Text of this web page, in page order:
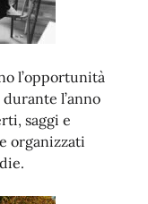
l’opportunità
l’anno
saggi e
organizzati